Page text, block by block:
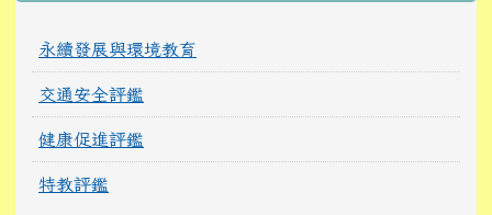
永續發展與環境教育
交通安全評鑑
健康促進評鑑
特教評鑑